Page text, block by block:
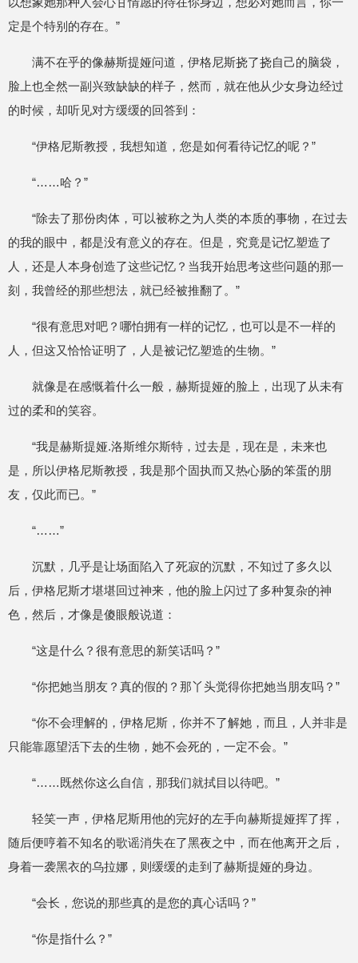
定是个特别的存在。”
满不在乎的像赫斯提娅问道，伊格尼斯挠了挠自己的脑袋，
脸上也全然一副兴致缺缺的样子，然而，就在他从少女身边经过
的时候，却听见对方缓缓的回答到：
“伊格尼斯教授，我想知道，您是如何看待记忆的呢？”
“……哈？”
“除去了那份肉体，可以被称之为人类的本质的事物，在过去
的我的眼中，都是没有意义的存在。但是，究竟是记忆塑造了
人，还是人本身创造了这些记忆？当我开始思考这些问题的那一
刻，我曾经的那些想法，就已经被推翻了。”
“很有意思对吧？哪怕拥有一样的记忆，也可以是不一样的
人，但这又恰恰证明了，人是被记忆塑造的生物。”
就像是在感慨着什么一般，赫斯提娅的脸上，出现了从未有
过的柔和的笑容。
“我是赫斯提娅.洛斯维尔斯特，过去是，现在是，未来也
是，所以伊格尼斯教授，我是那个固执而又热心肠的笨蛋的朋
友，仅此而已。”
“……”
沉默，几乎是让场面陷入了死寂的沉默，不知过了多久以
后，伊格尼斯才堪堪回过神来，他的脸上闪过了多种复杂的神
色，然后，才像是傻眼般说道：
“这是什么？很有意思的新笑话吗？”
“你把她当朋友？真的假的？那丫头觉得你把她当朋友吗？”
“你不会理解的，伊格尼斯，你并不了解她，而且，人并非是
只能靠愿望活下去的生物，她不会死的，一定不会。”
“……既然你这么自信，那我们就拭目以待吧。”
轻笑一声，伊格尼斯用他的完好的左手向赫斯提娅挥了挥，
随后便哼着不知名的歌谣消失在了黑夜之中，而在他离开之后，
身着一袭黑衣的乌拉娜，则缓缓的走到了赫斯提娅的身边。
“会长，您说的那些真的是您的真心话吗？”
“你是指什么？”